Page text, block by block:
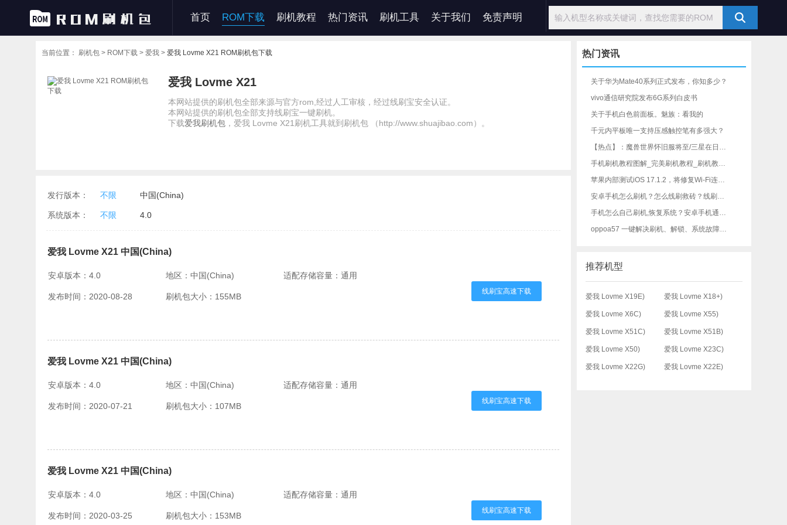
首页 ROM下载 刷机教程 热门资讯 刷机工具 关于我们 免责声明
当前位置： 刷机包 > ROM下载 > 爱我 > 爱我 Lovme X21 ROM刷机包下载
爱我 Lovme X21
本网站提供的刷机包全部来源与官方rom,经过人工审核，经过线刷宝安全认证。
本网站提供的刷机包全部支持线刷宝一键刷机。
下载爱我刷机包 ，爱我 Lovme X21刷机工具就到刷机包 （http://www.shuajibao.com）。
发行版本： 不限 中国(China)
系统版本： 不限 4.0
爱我 Lovme X21 中国(China)
安卓版本：4.0
发布时间：2020-08-28
地区：中国(China)
刷机包大小：155MB
适配存储容量：通用
线刷宝高速下载
爱我 Lovme X21 中国(China)
安卓版本：4.0
发布时间：2020-07-21
地区：中国(China)
刷机包大小：107MB
适配存储容量：通用
线刷宝高速下载
爱我 Lovme X21 中国(China)
安卓版本：4.0
发布时间：2020-03-25
地区：中国(China)
刷机包大小：153MB
适配存储容量：通用
线刷宝高速下载
热门资讯
关于华为Mate40系列正式发布，你知多少？
vivo通信研究院发布6G系列白皮书
关于手机白色前面板。魅族：看我的
千元内平板唯一支持压感触控笔有多强大？
【热点】：魔兽世界怀旧服将至/三星在日本手机市场创新高
手机刷机教程图解_完美刷机教程_刷机教程视频_手机线刷教程_安卓通用刷机教程
苹果内部测试iOS 17.1.2，将修复Wi-Fi连接等问题-iOS修复大师资讯
安卓手机怎么刷机？怎么线刷救砖？线刷宝一键刷机工具教程
手机怎么自己刷机,恢复系统？安卓手机通用刷机教程，刷机必看！
oppoa57 一键解决刷机、解锁、系统故障各种问题完整教程
推荐机型
爱我 Lovme X19E) 爱我 Lovme X18+)
爱我 Lovme X6C) 爱我 Lovme X55)
爱我 Lovme X51C) 爱我 Lovme X51B)
爱我 Lovme X50) 爱我 Lovme X23C)
爱我 Lovme X22G) 爱我 Lovme X22E)